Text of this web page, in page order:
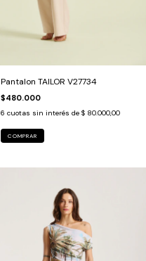
Pantalon TAILOR V27734
$480.000
6 cuotas sin interés de $ 80.000,00
COMPRAR